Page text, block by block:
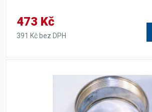
473 Kč
391 Kč bez DPH